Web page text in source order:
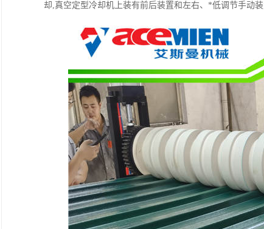
却,真空定型冷却机上装有前后装置和左右、*低调节手动装